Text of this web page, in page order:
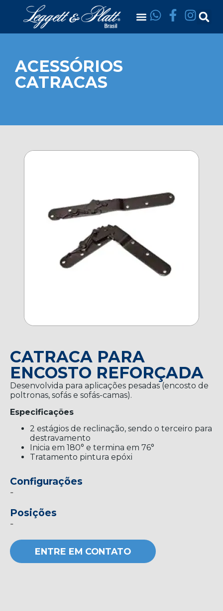
ACESSÓRIOS
CATRACAS
CATRACA PARA
ENCOSTO REFORÇADA
Desenvolvida para aplicações pesadas (encosto de
poltronas, sofás e sofás-camas).
Especificações
2 estágios de reclinação, sendo o terceiro para
destravamento
Inicia em 180° e termina em 76°
Tratamento pintura epóxi
Configurações
-
Posições
-
ENTRE EM CONTATO